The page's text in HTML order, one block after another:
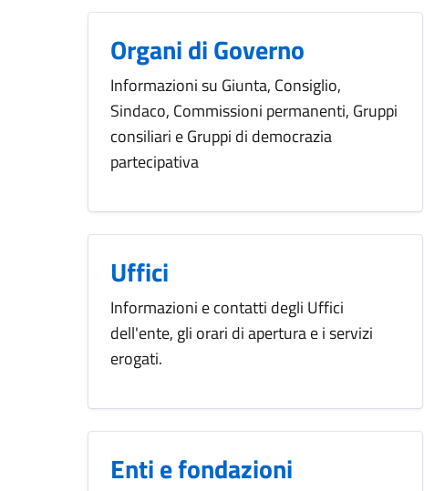
Organi di Governo
Informazioni su Giunta, Consiglio,
Sindaco, Commissioni permanenti, Gruppi
consiliari e Gruppi di democrazia
partecipativa
Uffici
Informazioni e contatti degli Uffici
dell'ente, gli orari di apertura e i servizi
erogati.
Enti e fondazioni